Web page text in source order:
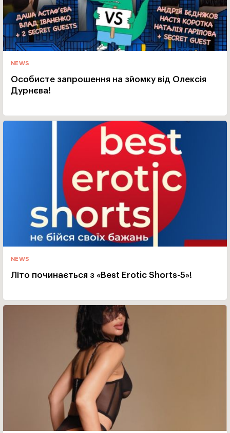
NEWS
Особисте запрошення на зйомку від Олексія
Дурнєва!
NEWS
Літо починається з «Best Erotic Shorts-5»!